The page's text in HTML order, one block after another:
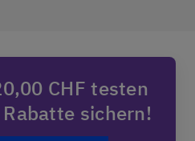
CHF testen
sichern!